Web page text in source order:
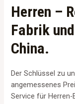
Herren –
Fabrik
China.
Der Schlüssel zu
angemessenes
Service für Herren-